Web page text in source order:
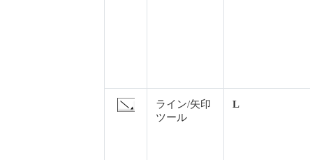
ライン/矢印
ツール
L